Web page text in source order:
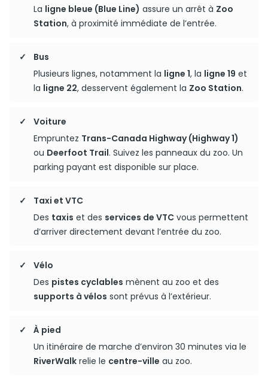
La ligne bleue (Blue Line) assure un arrêt à Zoo
Station, à proximité immédiate de l’entrée.
Bus
Plusieurs lignes, notamment la ligne 1, la ligne 19 et
la ligne 22, desservent également la Zoo Station.
Voiture
Empruntez Trans-Canada Highway (Highway 1)
ou Deerfoot Trail. Suivez les panneaux du zoo. Un
parking payant est disponible sur place.
Taxi et VTC
Des taxis et des services de VTC vous permettent
d’arriver directement devant l’entrée du zoo.
Vélo
Des pistes cyclables mènent au zoo et des
supports à vélos sont prévus à l’extérieur.
À pied
Un itinéraire de marche d’environ 30 minutes via le
RiverWalk relie le centre-ville au zoo.